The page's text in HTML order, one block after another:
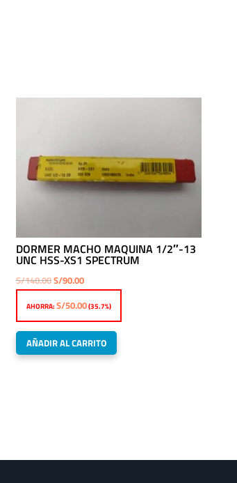
DORMER MACHO MAQUINA 1/2″-13
UNC HSS-XS1 SPECTRUM
S/140.00El
era:
S/140.00.
S/90.00El
es:
S/90.00.
AHORRA:S/50.00(35.7%)
AÑADIR AL CARRITO